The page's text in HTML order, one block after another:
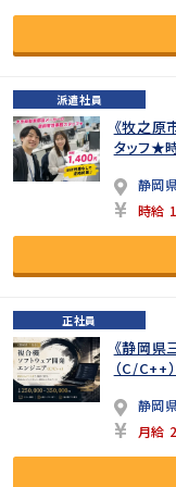
派遣社員
《牧之原
タッフ★
静岡
時給
正社員
《静岡県
（C/
静岡
月給